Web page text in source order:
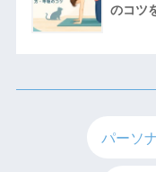
のコツ
パーソ